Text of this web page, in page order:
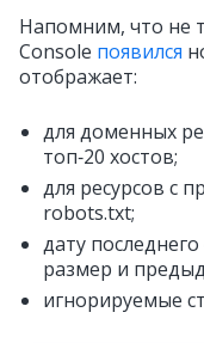
Напомним, что не
Console появился
отображает:
для доменных
топ‑20 хостов;
для ресурсов с
robots.txt;
дату
размер и
игнорируемые